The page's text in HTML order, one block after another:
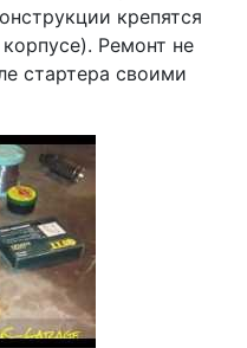
крепятся
Ремонт не
стартера своими